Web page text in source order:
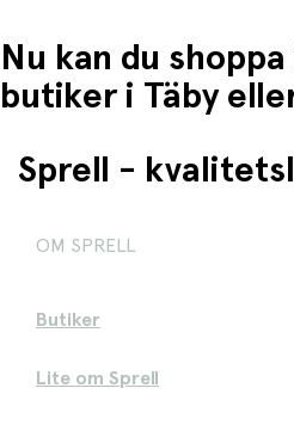
Nu kan du
butiker i Täby
Sprell -
OM SPRELL
Butiker
Lite om Sprell